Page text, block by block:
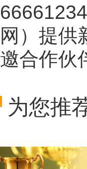
网 ）提供
邀合作伙
为您推